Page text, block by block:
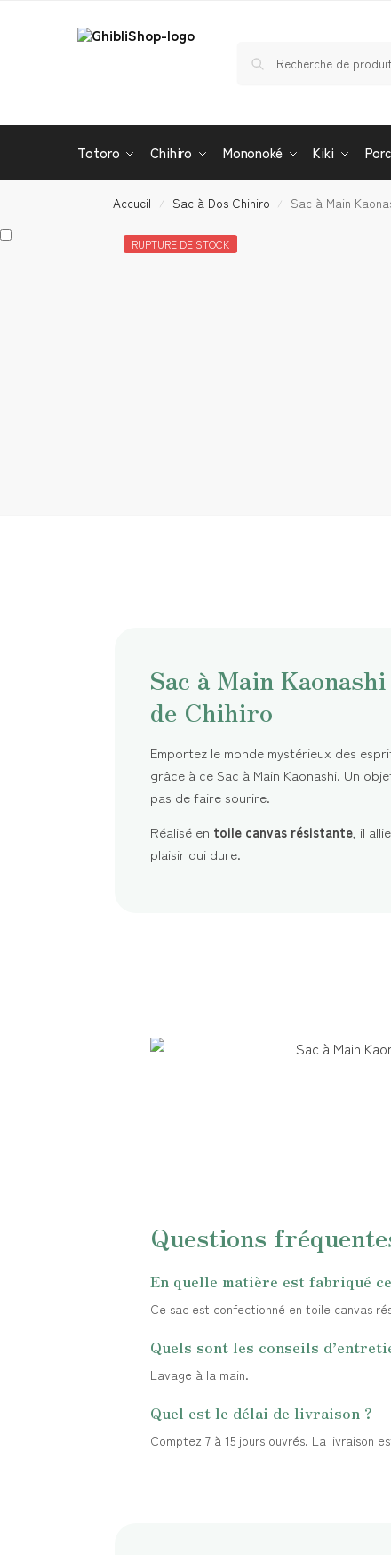
Totoro Chihiro Mononoké Kiki
Accueil / Sac à Dos Chihiro / Sac à Main
RUPTURE DE STOCK
Sac à Main
de Chihiro
Emportez le monde mystérieux des
grâce à ce Sac à Main Kaonashi. Un
pas de faire sourire.
Réalisé en toile canvas résistante, il
plaisir qui dure.
Questions
En quelle matière est fabriqué
Ce sac est confectionné en toile canvas
Quels sont les conseils
Lavage à la main.
Quel est le délai de livraison ?
Comptez 7 à 15 jours ouvrés. La livraison